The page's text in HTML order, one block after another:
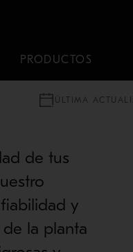
PRODUCTOS
ÚLTIMA
de tus
y
la planta